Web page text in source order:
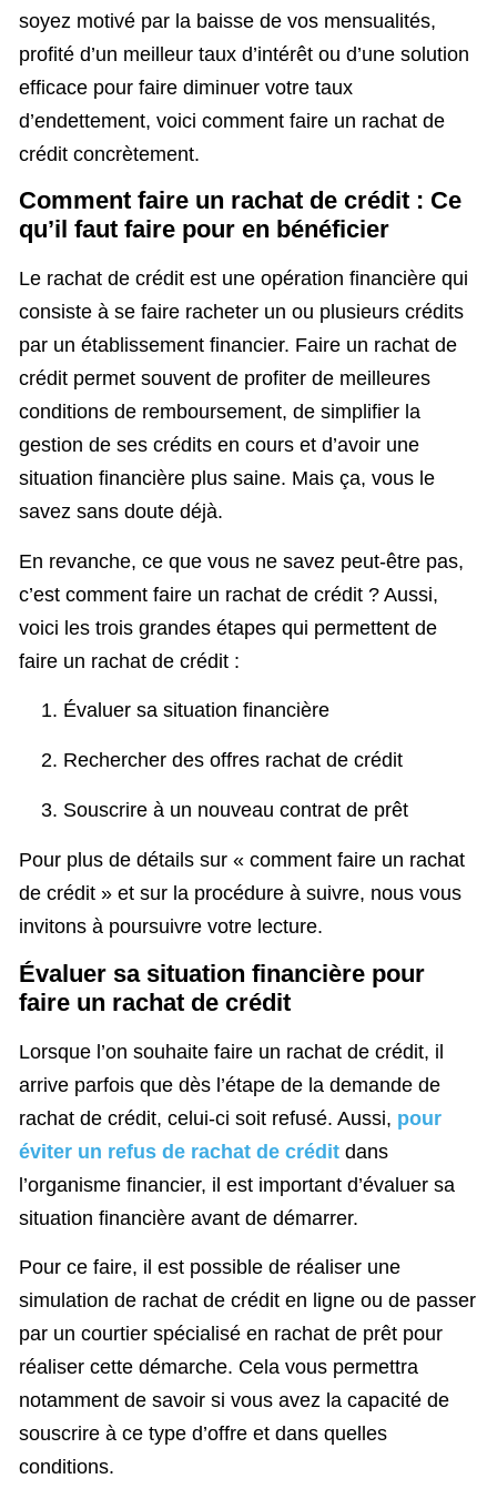
soyez motivé par la baisse de vos mensualités,
profité d’un meilleur taux d’intérêt ou d’une solution
efficace pour faire diminuer votre taux
d’endettement, voici comment faire un rachat de
crédit concrètement.
Comment faire un rachat de crédit : Ce
qu’il faut faire pour en bénéficier
Le rachat de crédit est une opération financière qui
consiste à se faire racheter un ou plusieurs crédits
par un établissement financier. Faire un rachat de
crédit permet souvent de profiter de meilleures
conditions de remboursement, de simplifier la
gestion de ses crédits en cours et d’avoir une
situation financière plus saine. Mais ça, vous le
savez sans doute déjà.
En revanche, ce que vous ne savez peut-être pas,
c’est comment faire un rachat de crédit ? Aussi,
voici les trois grandes étapes qui permettent de
faire un rachat de crédit :
Évaluer sa situation financière
Rechercher des offres rachat de crédit
Souscrire à un nouveau contrat de prêt
Pour plus de détails sur « comment faire un rachat
de crédit » et sur la procédure à suivre, nous vous
invitons à poursuivre votre lecture.
Évaluer sa situation financière pour
faire un rachat de crédit
Lorsque l’on souhaite faire un rachat de crédit, il
arrive parfois que dès l’étape de la demande de
rachat de crédit, celui-ci soit refusé. Aussi, pour
éviter un refus de rachat de crédit dans
l’organisme financier, il est important d’évaluer sa
situation financière avant de démarrer.
Pour ce faire, il est possible de réaliser une
simulation de rachat de crédit en ligne ou de passer
par un courtier spécialisé en rachat de prêt pour
réaliser cette démarche. Cela vous permettra
notamment de savoir si vous avez la capacité de
souscrire à ce type d’offre et dans quelles
conditions.